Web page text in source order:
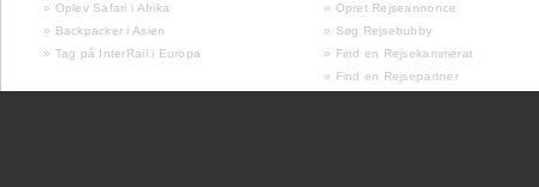
» Oplev Safari i Afrika
» Opret Rejseannonce
» Backpacker i Asien
» Søg Rejsebubby
» Tag på InterRail i Europa
» Find en Rejsekammerat
» Find en Rejsepartner